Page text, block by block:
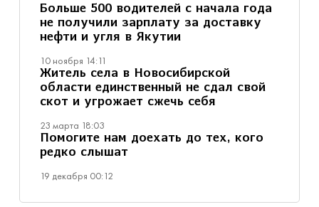
Больше 500 водителей с начала года
не получили зарплату за доставку
нефти и угля в Якутии
10 ноября 14:11
Житель села в Новосибирской
области единственный не сдал свой
скот и угрожает сжечь себя
23 марта 18:03
Помогите нам доехать до тех, кого
редко слышат
19 декабря 00:12